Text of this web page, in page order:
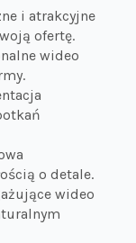
i atrakcyjne
ofertę.
wideo
o detale.
wideo